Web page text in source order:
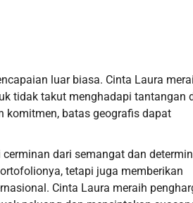
luar biasa. Cinta Laura
tidak takut menghadapi tantangan
komitmen, batas geografis dapat
dari semangat dan
tetapi juga memberikan
Cinta Laura meraih